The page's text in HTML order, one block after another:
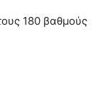
180 βαθμούς